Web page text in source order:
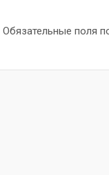
Обязательные поля